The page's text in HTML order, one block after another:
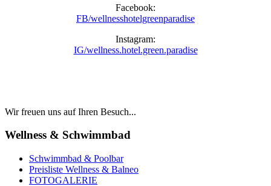
Facebook:
FB/wellnesshotelgreenparadise
Instagram:
IG/wellness.hotel.green.paradise
Wir freuen uns auf Ihren Besuch...
Wellness & Schwimmbad
Schwimmbad & Poolbar
Preisliste Wellness & Balneo
FOTOGALERIE